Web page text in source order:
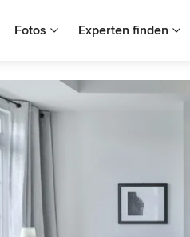
Fotos Experten finden